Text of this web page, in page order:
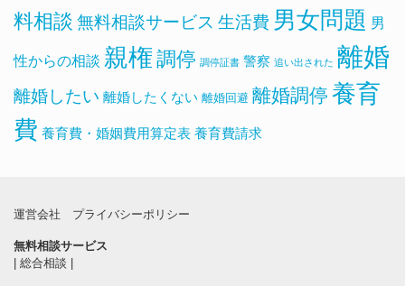
料相談 無料相談サービス 生活費 男女問題 男
性からの相談 親権 調停 調停証書 警察 追い出された 離婚
離婚したい 離婚したくない 離婚回避 離婚調停 養育
費 養育費・婚姻費用算定表 養育費請求
運営会社 プライバシーポリシー
無料相談サービス
総合相談